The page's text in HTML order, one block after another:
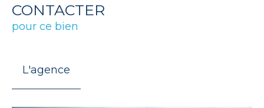
CONTACTER
pour ce bien
L'agence